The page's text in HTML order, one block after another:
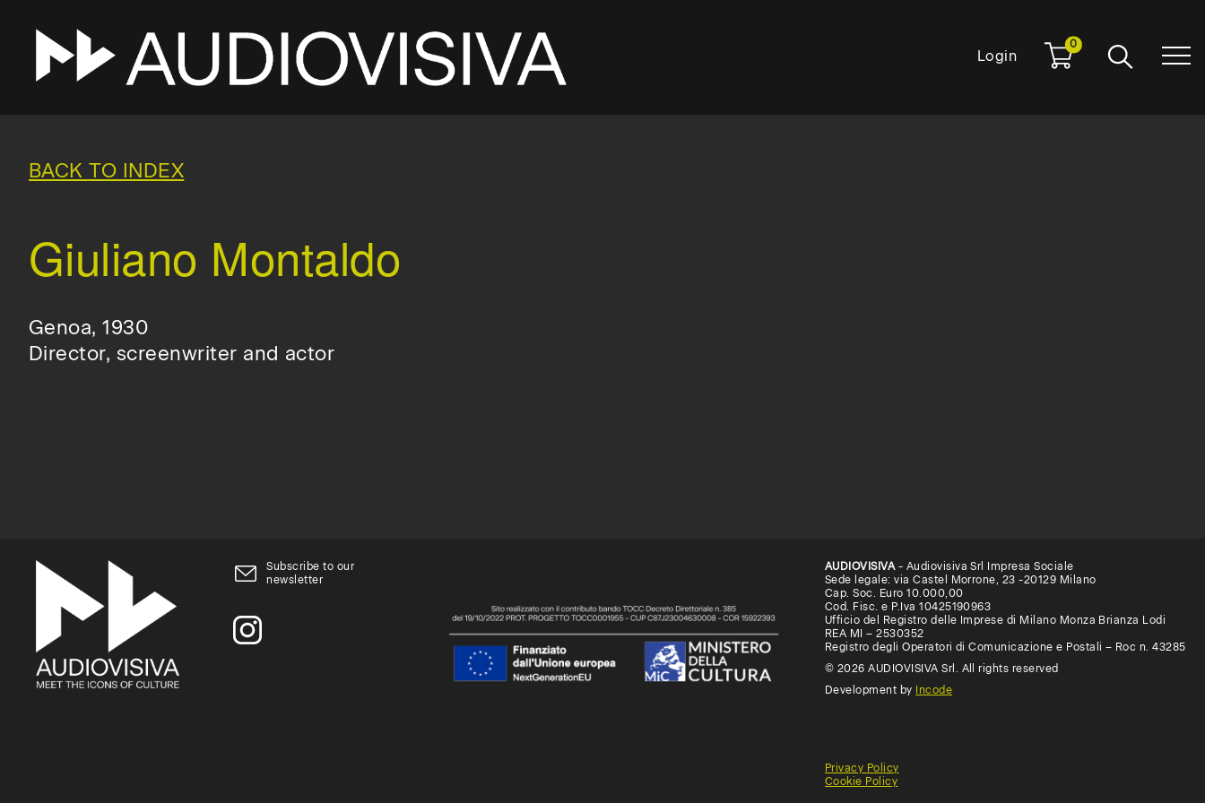
main
navigation
Login
0
BACK TO INDEX
Giuliano Montaldo
Genoa, 1930
Director, screenwriter and actor
Subscribe to our
newsletter
AUDIOVISIVA- Audiovisiva Srl Impresa Sociale
Sede legale: via Castel Morrone, 23 -20129 Milano
Cap. Soc. Euro 10.000,00
Cod. Fisc. e P.Iva 10425190963
Ufficio del Registro delle Imprese di Milano Monza Brianza Lodi
REA MI – 2530352
Registro degli Operatori di Comunicazione e Postali – Roc n. 43285
© 2026 AUDIOVISIVA Srl. All rights reserved
Development by
Incode
General
Terms
Terms
Privacy Policy
Cookie Policy